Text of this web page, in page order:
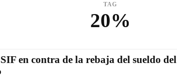
TAG
20%
en contra de la rebaja del sueldo del